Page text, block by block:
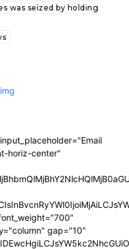
was seized by holding
horiz-center"
gap="10"